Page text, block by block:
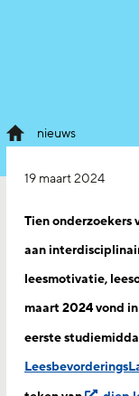
nieuws
19 maart 2024
Tien onderzoekers
aan
leesmotivatie,
maart 2024 vond
eerste